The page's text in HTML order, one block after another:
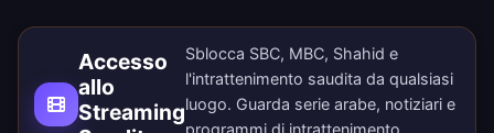
Accesso
allo
Streaming
Sblocca SBC, MBC, Shahid e
l'intrattenimento saudita da qualsiasi
luogo. Guarda serie arabe, notiziari e